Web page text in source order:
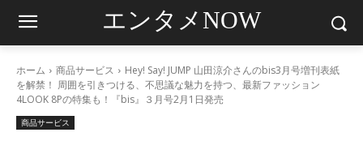
エンタメNOW
ホーム 商品サービス
Hey! Say! JUMP 山田涼介さんのbis3月号増刊表紙
を解禁！ 周囲を引きつける、不思議な魅力を持つ、最新ファッション
4LOOK 8Pの特集も！『bis』３月号2月1日発売
商品サービス